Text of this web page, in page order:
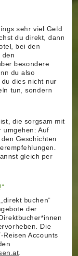
sehr viel Geld
du direkt, dann
bei den
den
besondere
du also
dies nicht nur
tun, sondern
die sorgsam mit
umgehen: Auf
Geschichten
gleich per
buchen“
der
Die
Reisen Accounts